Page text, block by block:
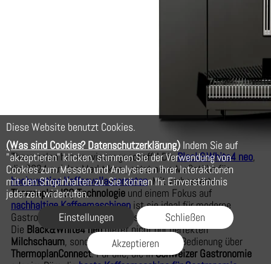
Diese Website benutzt Cookies.
(Was sind Cookies? Datenschutzerklärung) Indem Sie auf
"akzeptieren" klicken, stimmen Sie der Verwendung von
Cookies zum Messen und Analysieren Ihrer Interaktionen
mit den Shopinhalten zu. Sie können Ihr Einverständnis
jederzeit widerrufen.
Einstellungen
Schließen
Akzeptieren
Thermoplan hat es wieder geschafft! DieBlack&White4 neo,
die 2024 auf den Markt kam, setzt neue Maßstäbe für
hochwertige Kaffeevollautomaten. Mit verbesserter
Thermoplan ISQ Technologie und einem Fokus auf
nachhaltige Kaffeemaschinen ist sie ideal für moderne
Gastronomiebetriebe und Büros.
Die Black&White4 neobietet nicht nur perfekten
Milchschaum, sondern auch eine intuitive Bedienung über
ThermoplanConnect. Für alle, die inSchweizer Gastronomie